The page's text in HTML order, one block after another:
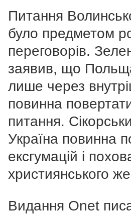
Питання
було предметом
переговорів.
заявив, що
лише через
повинна
питання.
Україна повинна
ексгумацій і
християнського
Видання Onet